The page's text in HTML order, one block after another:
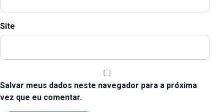
Site
Salvar meus dados neste navegador para a próxima
vez que eu comentar.